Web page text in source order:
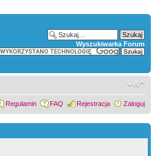
Wyszukiwarka Forum
Regulamin FAQ Rejestracja Zaloguj